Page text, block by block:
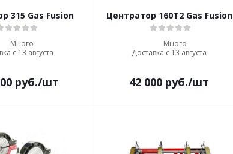
315 Gas Fusion
Много
с 13 августа
руб./шт
Центратор 160T2 Gas Fusion
Много
Доставка с 13 августа
42 000 руб./шт